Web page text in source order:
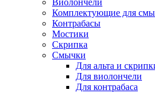
Виолончели
Комплектующие для
Контрабасы
Мостики
Скрипка
Смычки
Для альта и
Для виолончели
Для контрабаса